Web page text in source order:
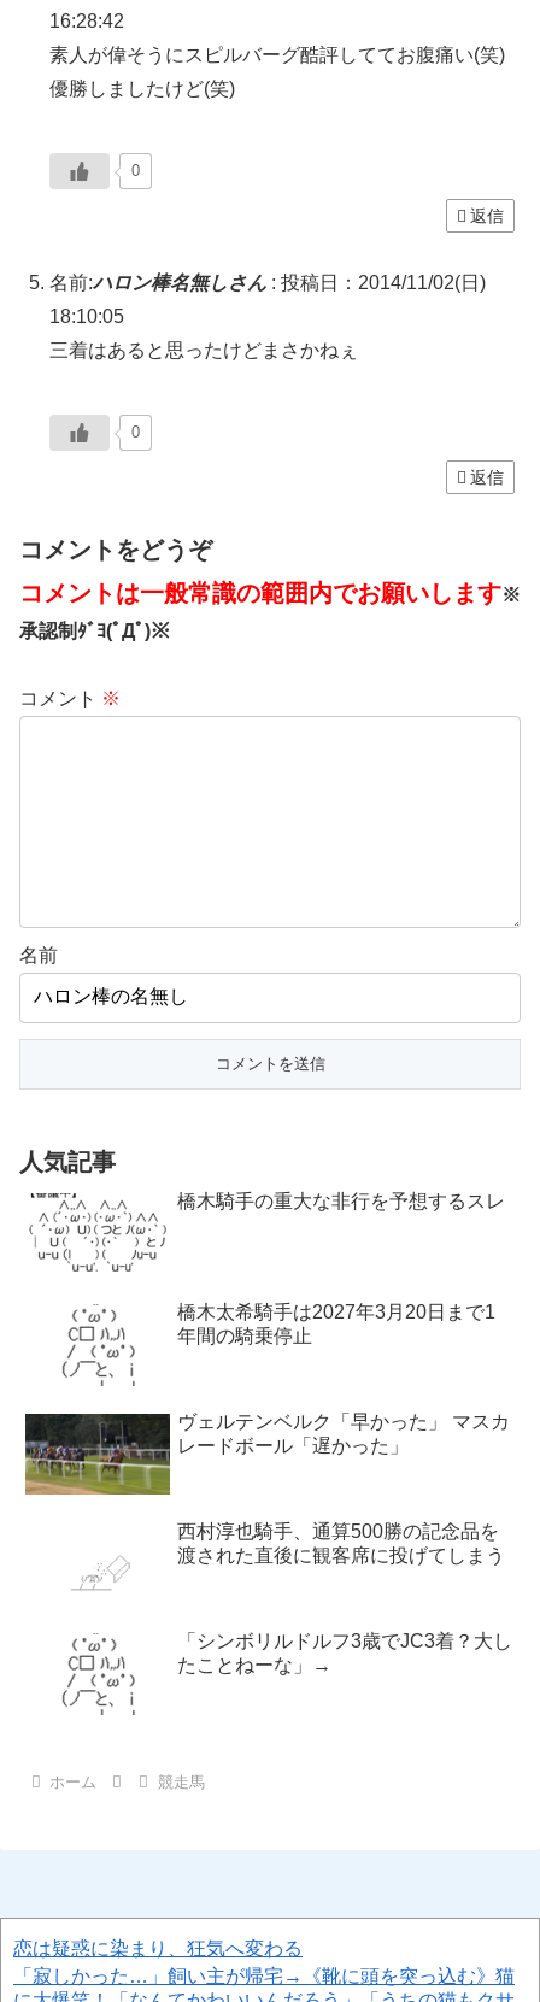
16:28:42
素人が偉そうにスピルバーグ酷評しててお腹痛い(笑)
優勝しましたけど(笑)
0
返信
名前:ハロン棒名無しさん : 投稿日：2014/11/02(日)
18:10:05
三着はあると思ったけどまさかねぇ
0
返信
コメントをどうぞ
コメントは一般常識の範囲内でお願いします※
承認制ﾀﾞﾖ(ﾟДﾟ)※
コメント ※
名前
人気記事
橋木騎手の重大な非行を予想するスレ
橋木太希騎手は2027年3月20日まで1
年間の騎乗停止
ヴェルテンベルク「早かった」 マスカ
レードボール「遅かった」
西村淳也騎手、通算500勝の記念品を
渡された直後に観客席に投げてしまう
「シンボリルドルフ3歳でJC3着？大し
たことねーな」→
ホーム 競走馬
恋は疑惑に染まり、狂気へ変わる
「寂しかった…」飼い主が帰宅→《靴に頭を突っ込む》猫